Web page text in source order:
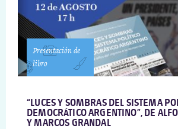
Presentación de
libro
“LUCES Y SOMBRAS DEL SISTEMA
DEMOCRÁTICO ARGENTINO”, DE
Y MARCOS GRANDAL